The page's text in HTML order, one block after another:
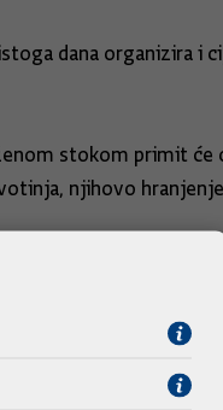
dana organizira i
stokom primit će
njihovo
u kontaktu uzima